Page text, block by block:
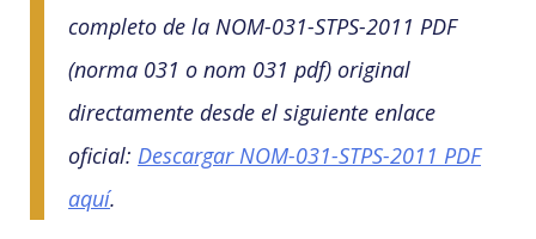
completo de la NOM-031-STPS-2011 PDF
(norma 031 o nom 031 pdf) original
directamente desde el siguiente enlace
oficial: Descargar NOM-031-STPS-2011 PDF
aquí.